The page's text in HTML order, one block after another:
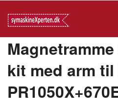
TILBUD
SYMASKINER
OVERLOCK
kit med arm